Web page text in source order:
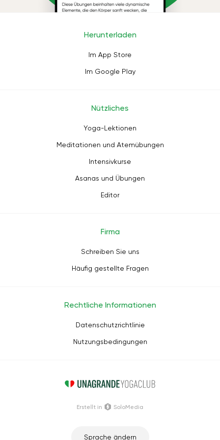
Herunterladen
Im App Store
Im Google Play
Nützliches
Yoga-Lektionen
Meditationen und Atemübungen
Intensivkurse
Asanas und Übungen
Editor
Firma
Schreiben Sie uns
Häufig gestellte Fragen
Rechtliche Informationen
Datenschutzrichtlinie
Nutzungsbedingungen
Sprache ändern
Erstellt in SoloMedia